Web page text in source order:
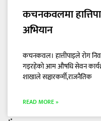
कचनकवलमा
अभियान
कचनकवल। हात्तीपाइले रोग
गइरहेको आम औषधि सेवन
शाखाले सञ्चारकर्मी,राजनैतिक
READ MORE »